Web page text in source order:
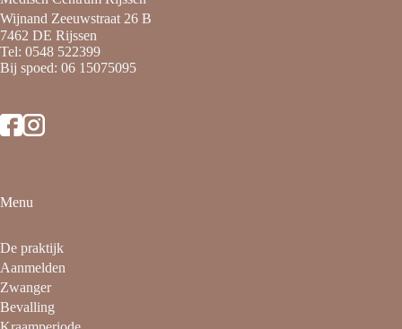
Wijnand Zeeuwstraat 26 B
7462 DE Rijssen
Tel: 0548 522399
Bij spoed: 06 15075095
Menu
De praktijk
Aanmelden
Zwanger
Bevalling